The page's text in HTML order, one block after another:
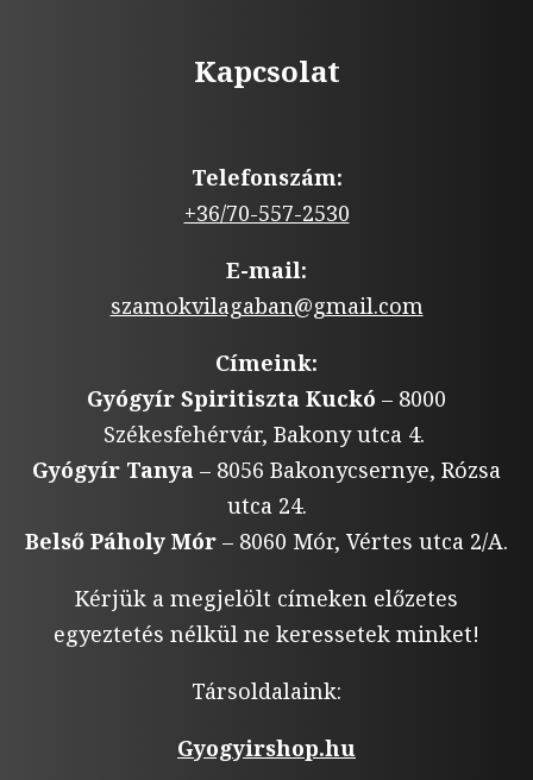
Kapcsolat
Telefonszám:
+36/70-557-2530
E-mail:
szamokvilagaban@gmail.com
Címeink:
Gyógyír Spiritiszta Kuckó – 8000
Székesfehérvár, Bakony utca 4.
Gyógyír Tanya – 8056 Bakonycsernye, Rózsa
utca 24.
Belső Páholy Mór – 8060 Mór, Vértes utca 2/A.
Kérjük a megjelölt címeken előzetes
egyeztetés nélkül ne keressetek minket!
Társoldalaink:
Gyogyirshop.hu